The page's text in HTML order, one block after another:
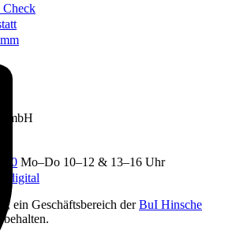
Mo–Do 10–12 & 13–16 Uhr
ein Geschäftsbereich derBuI Hinsche